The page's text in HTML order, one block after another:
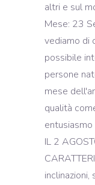
altri e sul
Mese: 23
vediamo di
possibile
persone
mese
qualità
IL 2